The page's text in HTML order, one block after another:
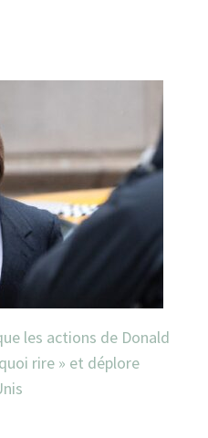
les actions de Donald
rire » et déplore